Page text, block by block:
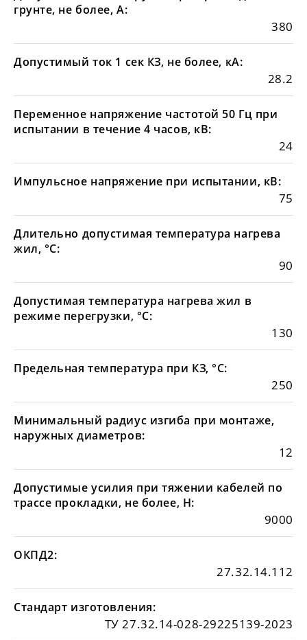
грунте, не более, А:
380
Допустимый ток 1 сек КЗ, не более, кА:
28.2
Переменное напряжение частотой 50 Гц при
испытании в течение 4 часов, кВ:
24
Импульсное напряжение при испытании, кВ:
75
Длительно допустимая температура нагрева
жил, °С:
90
Допустимая температура нагрева жил в
режиме перегрузки, °С:
130
Предельная температура при КЗ, °С:
250
Минимальный радиус изгиба при монтаже,
наружных диаметров:
12
Допустимые усилия при тяжении кабелей по
трассе прокладки, не более, Н:
9000
ОКПД2:
27.32.14.112
Стандарт изготовления:
ТУ 27.32.14-028-29225139-2023